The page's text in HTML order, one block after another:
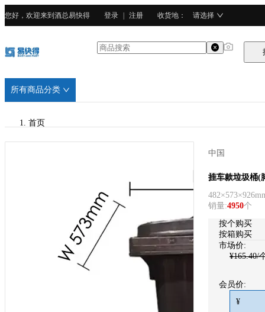
您好，欢迎来到酒总易快得 登录 注册 收货地 ： 请选择
所有商品分类
首页
中国
酒总精选
挂车款垃圾桶(
销量:4950个
按个购买
按箱购买
市场价:
¥165.40/
会员价:
¥